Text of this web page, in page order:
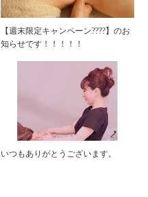
【週末限定キャンペーン????】のお
知らせです！！！！！
いつもありがとうございます。